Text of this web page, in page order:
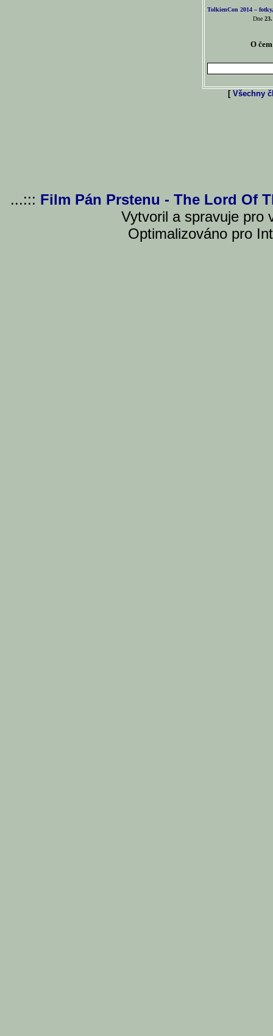
TolkienCon 2014 –
Dne
O
[ Všechny
...::: Film Pán Prstenu - The Lord Of
Vytvoril a spravuje pro
Optimalizováno pro